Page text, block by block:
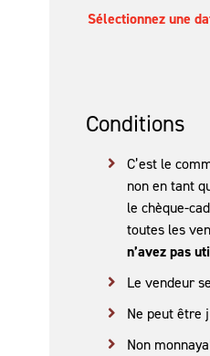
Sélectionnez une
Conditions
C’est le
non en tant
le chèque-
toutes les
n’avez pas
Le vendeur
Ne peut être
Non